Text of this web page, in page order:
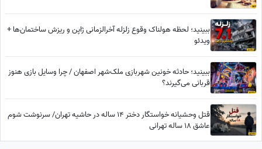
ببینید؛ لحظه هولناک وقوع زلزله آخرالزمانی ژاپن و ریزش ساختمان‌ها +
ویدئو
ببینید؛ حادثه خونین شهربازی ملک‌شهر اصفهان / چرا وسایل بازی هنوز
قربانی می‌گیرند؟
قتل وحشیانه خواستگار دختر 14 ساله در حاشیه تهران/ سرنوشت شوم
عاشق 18 ساله تهرانی